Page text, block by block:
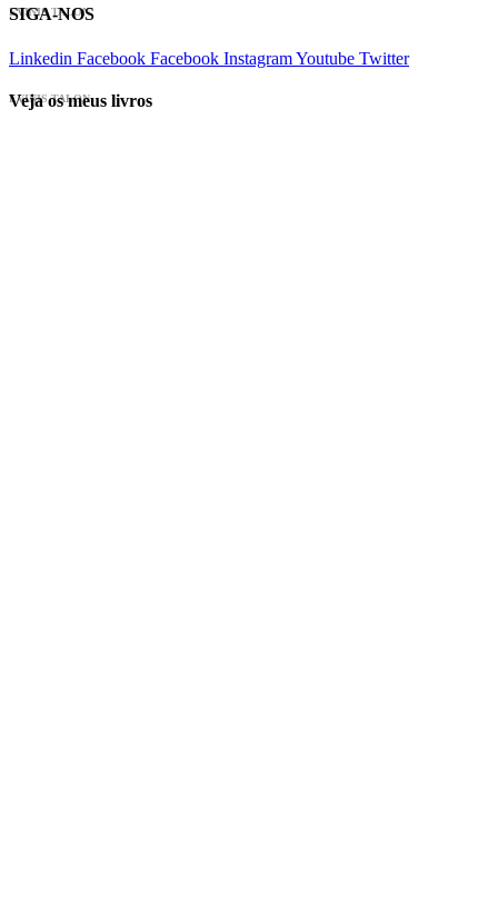
EVINIS TALON
SIGA-NOS
Linkedin Facebook Facebook InstagramYoutube Twitter
EVINIS TALON
Veja os meus livros